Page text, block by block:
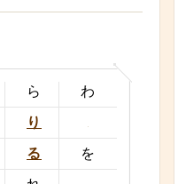
ら
り
る
わ
を